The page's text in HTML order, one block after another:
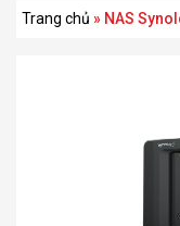
Trang chủ » NAS